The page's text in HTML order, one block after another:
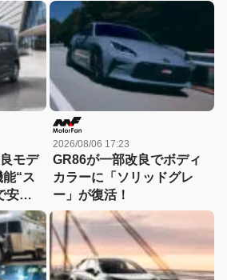
ーレ」
ン・エッジ」が登場！
モデ
“ス
安心
2026/08/06 17:23
GR86が一部改良でボディ
カラーに「ソリッドグレ
ー」が復活！